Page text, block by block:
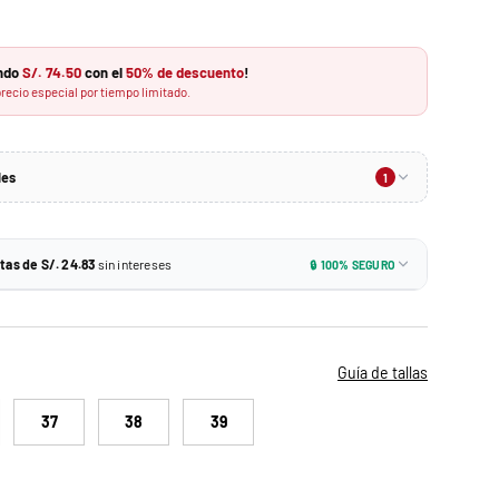
S/. 74.50con el50% de descuento!
especial por tiempo limitado.
1
mínimo
S/. 67.05
de S/. 24.83 sin intereses 🔒 100% SEGURO
Guía de tallas
37 38 39